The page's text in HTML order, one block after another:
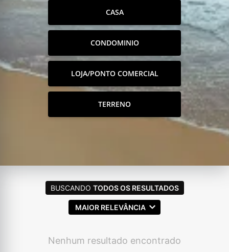
CASA
CONDOMINIO
LOJA/PONTO COMERCIAL
TERRENO
BUSCANDO TODOS OS RESULTADOS
MAIOR RELEVÂNCIA
Nenhum resultado encontrado